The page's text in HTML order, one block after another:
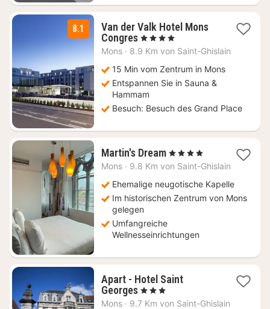
8.1
Van der Valk Hotel Mons
Congres1
Nacht
118
€
, 4 Sterne
Mons · 8.9 Km von Saint-Ghislain
15 Min vom Zentrum in Mons
Entspannen Sie in Sauna &
Hammam
Besuch: Besuch des Grand Place
Martin's Dream1
Nacht
139
€
, 4 Sterne
Mons · 9.8 Km von Saint-Ghislain
Ehemalige neugotische Kapelle
Im historischen Zentrum von Mons
gelegen
Umfangreiche
Wellnesseinrichtungen
Apart - Hotel Saint
Georges1
Nacht
, 3 Sterne
Mons · 9.7 Km von Saint-Ghislain